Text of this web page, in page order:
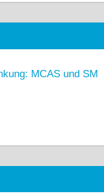
MCAS und SM